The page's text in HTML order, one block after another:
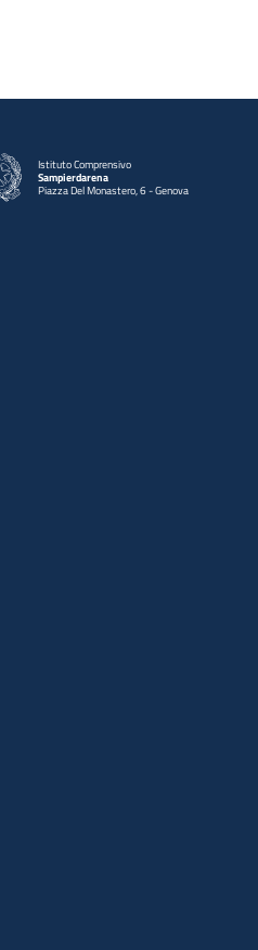
Istituto Comprensivo
Sampierdarena
Piazza Del Monastero, 6 - Genova
— Visita la pagina iniziale della scuola